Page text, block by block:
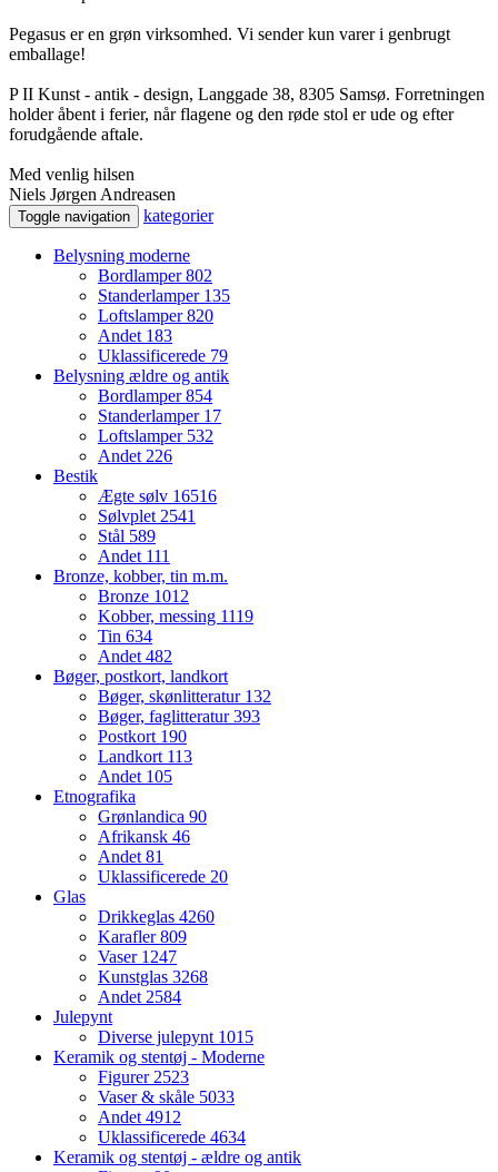
Pegasus er en grøn virksomhed. Vi sender kun varer i genbrugt
emballage!
P II Kunst - antik - design, Langgade 38, 8305 Samsø. Forretningen
holder åbent i ferier, når flagene og den røde stol er ude og efter
forudgående aftale.
Med venlig hilsen
Niels Jørgen Andreasen
Toggle navigation kategorier
Belysning moderne
Bordlamper802
Standerlamper 135
Loftslamper820
Andet 183
Uklassificerede 79
Belysning ældre og antik
Bordlamper854
Standerlamper 17
Loftslamper 532
Andet226
Bestik
Ægte sølv 16516
Sølvplet2541
Stål 589
Andet 111
Bronze, kobber, tin m.m.
Bronze 1012
Kobber, messing 1119
Tin 634
Andet482
Bøger, postkort, landkort
Bøger, skønlitteratur 132
Bøger, faglitteratur393
Postkort 190
Landkort 113
Andet 105
Etnografika
Grønlandica 90
Afrikansk 46
Andet81
Uklassificerede 20
Glas
Drikkeglas 4260
Karafler809
Vaser 1247
Kunstglas 3268
Andet2584
Julepynt
Diverse julepynt 1015
Keramik og stentøj - Moderne
Figurer2523
Vaser & skåle 5033
Andet4912
Uklassificerede 4634
Keramik og stentøj - ældre og antik